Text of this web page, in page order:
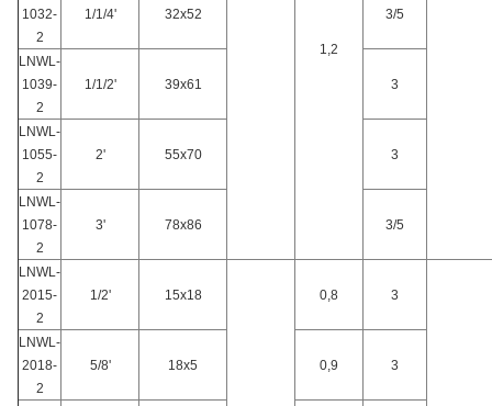
1,2
1032-
2
1/1/4' 32x52 3/5
LNWL-
1039-
2
1/1/2' 39x61 3
LNWL-
1055-
2
2' 55x70 3
LNWL-
1078-
2
3' 78x86 3/5
LNWL-
2015-
2
1/2' 15x18 0,8 3
LNWL-
2018-
2
5/8' 18x5 0,9 3